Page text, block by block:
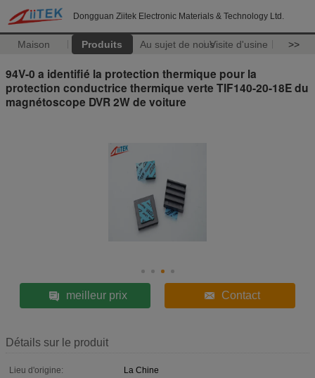
Dongguan Ziitek Electronic Materials & Technology Ltd.
Maison Produits Au sujet de nousVisite d'usine >>
94V-0 a identifié la protection thermique pour la
protection conductrice thermique verte TIF140-20-18E du
magnétoscope DVR 2W de voiture
meilleur prix Contact
Détails sur le produit
Lieu d'origine:
La Chine